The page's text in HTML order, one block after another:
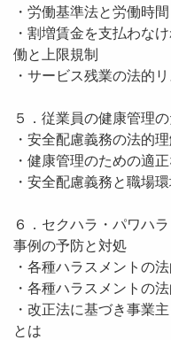
・労働基準法と労働時間
・割増賃金を支払わな
働と上限規制
・サービス残業の法的
５．従業員の健康管理
・安全配慮義務の法的
・健康管理のための適
・安全配慮義務と職場
６．セクハラ・パワハ
事例の予防と対処
・各種ハラスメントの
・各種ハラスメントの
・改正法に基づき事業
とは